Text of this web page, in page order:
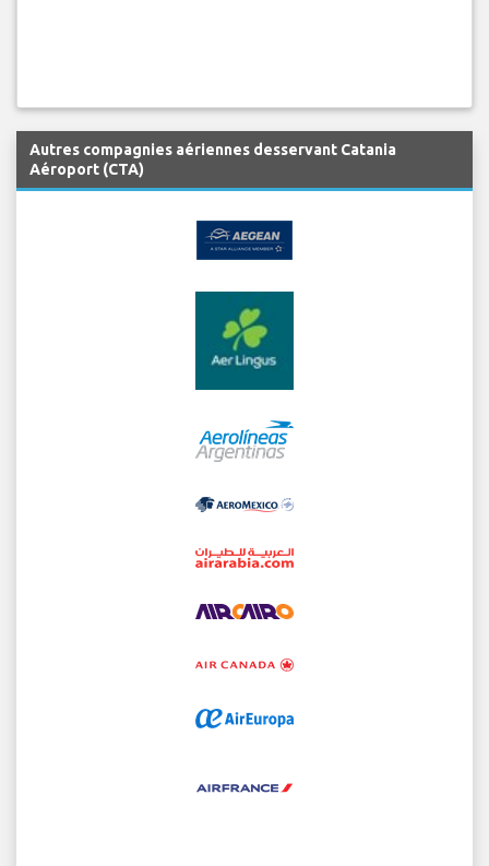
Autres compagnies aériennes desservant Catania
Aéroport (CTA)